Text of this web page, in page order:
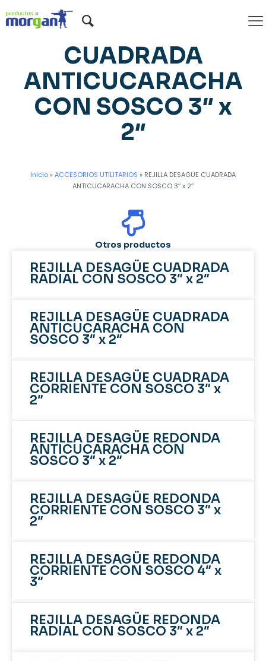
REJILLA DESAGÜE
CUADRADA
ANTICUCARACHA
CON SOSCO 3″ x
2″
Inicio»ACCESORIOS UTILITARIOS » REJILLA DESAGÜE CUADRADA
ANTICUCARACHA CON SOSCO 3″ x 2″
Otros productos
REJILLA DESAGÜE CUADRADA
RADIAL CON SOSCO 3″ x 2″
REJILLA DESAGÜE CUADRADA
ANTICUCARACHA CON
SOSCO 3″ x 2″
REJILLA DESAGÜE CUADRADA
CORRIENTE CON SOSCO 3″ x
2″
REJILLA DESAGÜE REDONDA
ANTICUCARACHA CON
SOSCO 3″ x 2″
REJILLA DESAGÜE REDONDA
CORRIENTE CON SOSCO 3″ x
2″
REJILLA DESAGÜE REDONDA
CORRIENTE CON SOSCO 4″ x
3″
REJILLA DESAGÜE REDONDA
RADIAL CON SOSCO 3″ x 2″